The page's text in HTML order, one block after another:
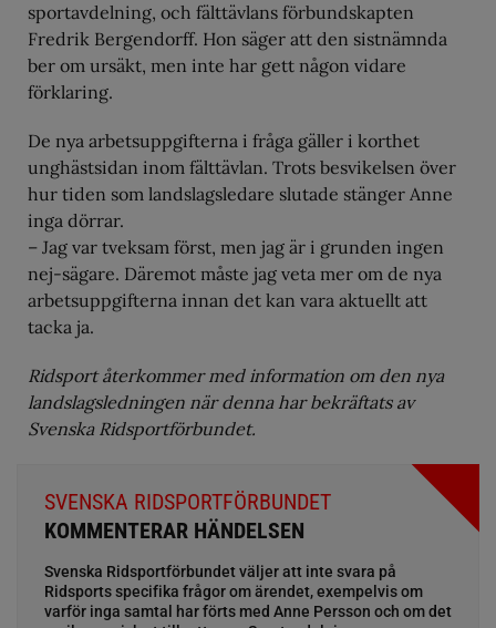
sportavdelning, och fälttävlans förbundskapten
Fredrik Bergendorff. Hon säger att den sistnämnda
ber om ursäkt, men inte har gett någon vidare
förklaring.
De nya arbetsuppgifterna i fråga gäller i korthet
unghästsidan inom fälttävlan. Trots besvikelsen över
hur tiden som landslagsledare slutade stänger Anne
inga dörrar.
– Jag var tveksam först, men jag är i grunden ingen
nej-sägare. Däremot måste jag veta mer om de nya
arbetsuppgifterna innan det kan vara aktuellt att
tacka ja.
Ridsport återkommer med information om den nya
landslagsledningen när denna har bekräftats av
Svenska Ridsportförbundet.
SVENSKA RIDSPORTFÖRBUNDET
KOMMENTERAR HÄNDELSEN
Svenska Ridsportförbundet väljer att inte svara på
Ridsports specifika frågor om ärendet, exempelvis om
varför inga samtal har förts med Anne Persson och om det